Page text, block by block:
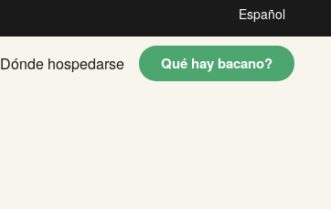
Español
Dónde hospedarse Qué hay bacano?